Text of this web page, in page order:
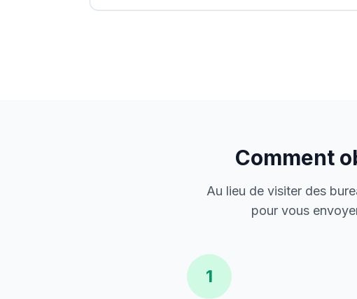
Comment
Au lieu de visiter des
pour vous
1